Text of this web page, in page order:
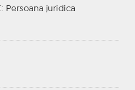
: Persoana juridica